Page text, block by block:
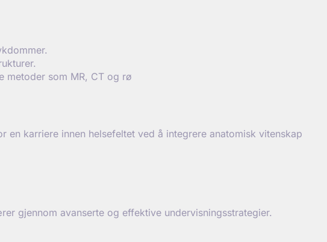
metoder som MR, CT og rø
karriere innen helsefeltet ved å integrere anatomisk vitenskap
gjennom avanserte og effektive undervisningsstrategier.